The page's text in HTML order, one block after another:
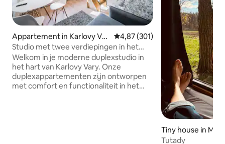
Appartement in Karlovy Var
y
Gemiddelde beoordeling van
4,87 (301)
Studio met twee verdiepingen in het
centrum van Karlovy Vary
Welkom in je moderne duplexstudio in
het hart van Karlovy Vary. Onze
duplexappartementen zijn ontworpen
met comfort en functionaliteit in het
Tiny house in
Tutady